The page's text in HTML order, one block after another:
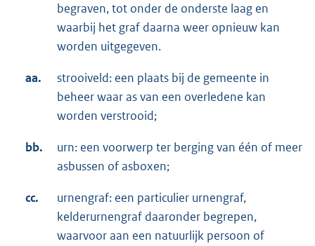
begraven, tot onder de onderste laag en
waarbij het graf daarna weer opnieuw kan
worden uitgegeven.
aa.
strooiveld: een plaats bij de gemeente in
beheer waar as van een overledene kan
worden verstrooid;
bb.
urn: een voorwerp ter berging van één of meer
asbussen of asboxen;
cc.
urnengraf: een particulier urnengraf,
kelderurnengraf daaronder begrepen,
waarvoor aan een natuurlijk persoon of